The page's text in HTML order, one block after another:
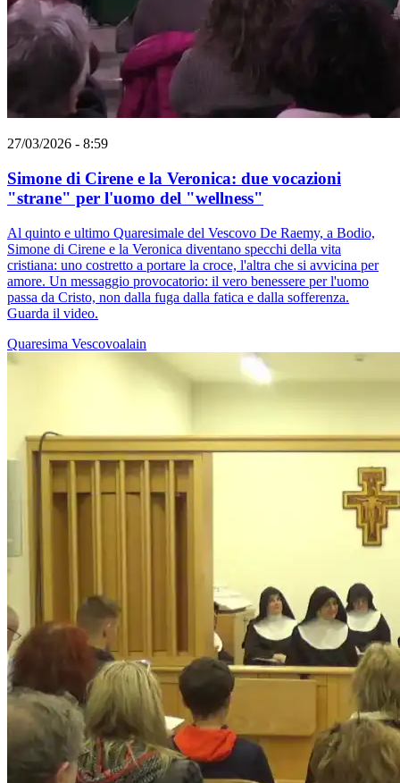
27/03/2026 - 8:59
Simone di Cirene e la Veronica: due vocazioni
"strane" per l'uomo del "wellness"
Al quinto e ultimo Quaresimale del Vescovo De Raemy, a Bodio,
Simone di Cirene e la Veronica diventano specchi della vita
cristiana: uno costretto a portare la croce, l'altra che si avvicina per
amore. Un messaggio provocatorio: il vero benessere per l'uomo
passa da Cristo, non dalla fuga dalla fatica e dalla sofferenza.
Guarda il video.
Quaresima Vescovoalain